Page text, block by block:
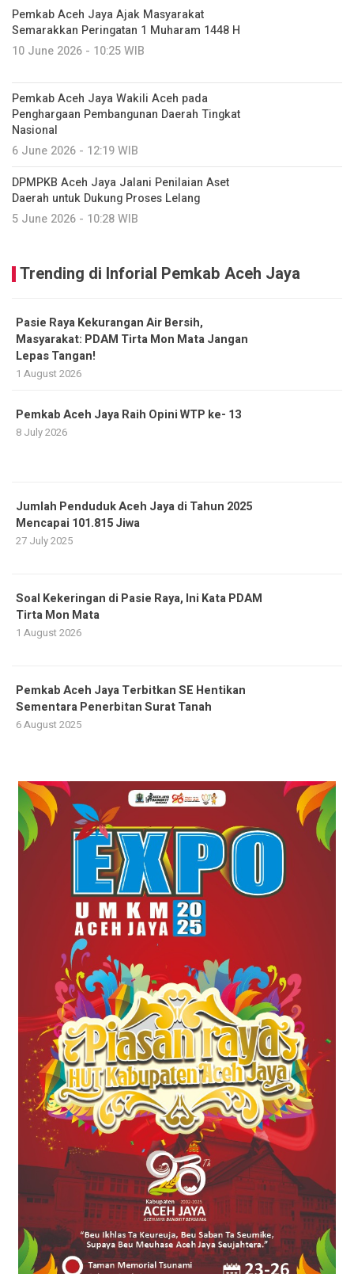
Pemkab Aceh Jaya Ajak Masyarakat
Semarakkan Peringatan 1 Muharam 1448 H
10 June 2026 - 10:25 WIB
Pemkab Aceh Jaya Wakili Aceh pada
Penghargaan Pembangunan Daerah Tingkat
Nasional
6 June 2026 - 12:19 WIB
DPMPKB Aceh Jaya Jalani Penilaian Aset
Daerah untuk Dukung Proses Lelang
5 June 2026 - 10:28 WIB
Trending di Inforial Pemkab Aceh Jaya
Pasie Raya Kekurangan Air Bersih,
Masyarakat: PDAM Tirta Mon Mata Jangan
Lepas Tangan!
1 August 2026
Pemkab Aceh Jaya Raih Opini WTP ke- 13
8 July 2026
Jumlah Penduduk Aceh Jaya di Tahun 2025
Mencapai 101.815 Jiwa
27 July 2025
Soal Kekeringan di Pasie Raya, Ini Kata PDAM
Tirta Mon Mata
1 August 2026
Pemkab Aceh Jaya Terbitkan SE Hentikan
Sementara Penerbitan Surat Tanah
6 August 2025